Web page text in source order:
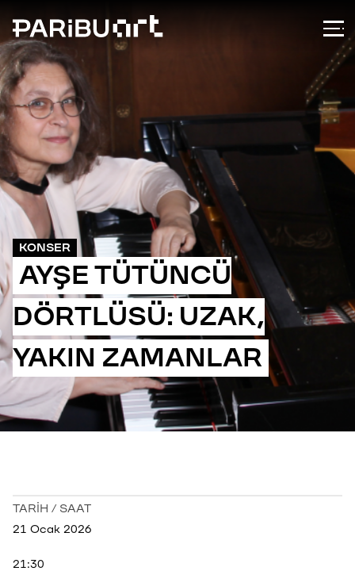
KONSER
AYŞE TÜTÜNCÜ
DÖRTLÜSÜ: UZAK,
YAKIN ZAMANLAR
TARİH / SAAT
21 Ocak 2026
21:30